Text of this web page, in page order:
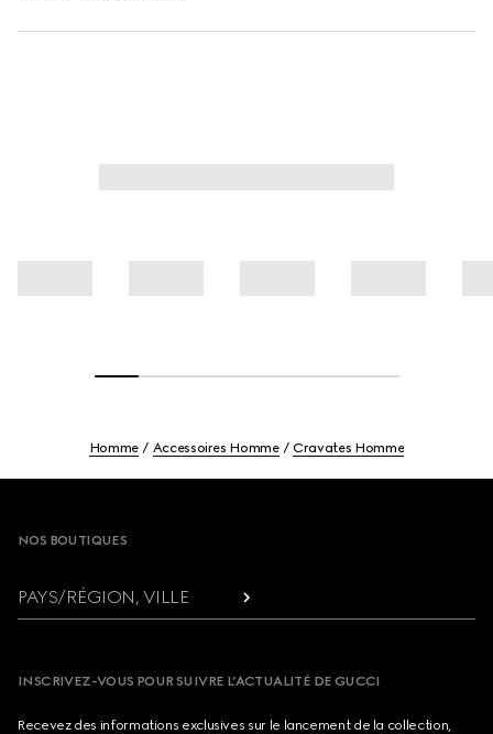
Homme Accessoires Homme Cravates Homme
NOS BOUTIQUES
PAYS/RÉGION, VILLE
INSCRIVEZ-VOUS POUR SUIVRE L’ACTUALITÉ DE GUCCI
Recevez des informations exclusives sur le lancement de la collection,